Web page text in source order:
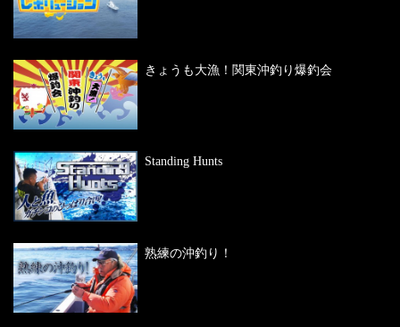
きょうも大漁！関東沖釣り爆釣会
Standing Hunts
熟練の沖釣り！